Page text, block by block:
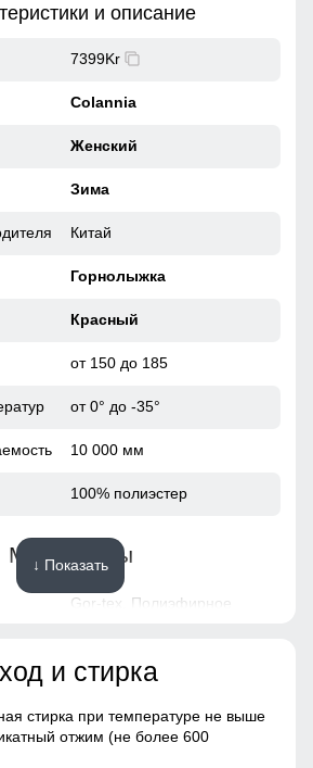
не стоит, просто отметим, что
сползать с плеча при любой
карманы
и описание
7399Kr
Colannia
Женский
Зима
Китай
Горнолыжка
Красный
от 150 до 185
от 0° до -35°
10 000 мм
100% полиэстер
Материалы
Gor-tex, Полиэфирное
Плащевка, Тефлон, Ткань,
Экологичные материалы
Полиэстер
↓ Показать
и стирка
стирка при температуре не выше
отжим (не более 600